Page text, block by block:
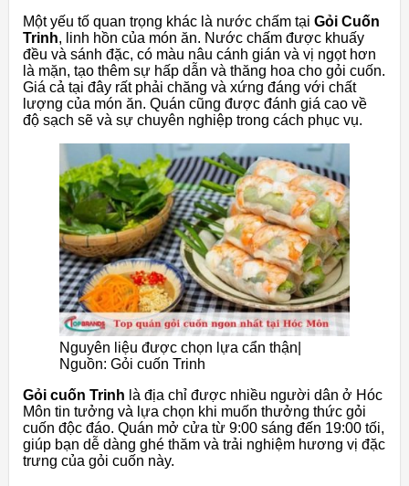
Một yếu tố quan trọng khác là nước chấm tại Gỏi Cuốn
Trinh, linh hồn của món ăn. Nước chấm được khuấy
đều và sánh đặc, có màu nâu cánh gián và vị ngọt hơn
là mặn, tạo thêm sự hấp dẫn và thăng hoa cho gỏi cuốn.
Giá cả tại đây rất phải chăng và xứng đáng với chất
lượng của món ăn. Quán cũng được đánh giá cao về
độ sạch sẽ và sự chuyên nghiệp trong cách phục vụ.
Nguyên liệu được chọn lựa cẩn thận|
Nguồn: Gỏi cuốn Trinh
Gỏi cuốn Trinh là địa chỉ được nhiều người dân ở Hóc
Môn tin tưởng và lựa chọn khi muốn thưởng thức gỏi
cuốn độc đáo. Quán mở cửa từ 9:00 sáng đến 19:00 tối,
giúp bạn dễ dàng ghé thăm và trải nghiệm hương vị đặc
trưng của gỏi cuốn này.